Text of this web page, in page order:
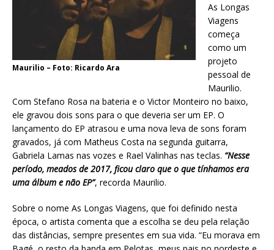
Maurilio – Foto: Ricardo Ara
As Longas
Viagens
começa
como um
projeto
pessoal de
Maurilio.
Com Stefano Rosa na bateria e o Victor Monteiro no baixo,
ele gravou dois sons para o que deveria ser um EP. O
lançamento do EP atrasou e uma nova leva de sons foram
gravados, já com Matheus Costa na segunda guitarra,
Gabriela Lamas nas vozes e Rael Valinhas nas teclas. “Nesse
período, meados de 2017, ficou claro que o que tínhamos era
uma álbum e não EP”, recorda Maurilio.
Sobre o nome As Longas Viagens, que foi definido nesta
época, o artista comenta que a escolha se deu pela relação
das distâncias, sempre presentes em sua vida. “Eu morava em